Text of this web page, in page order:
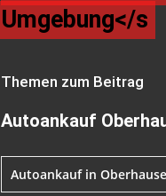
Umgebung</s
Themen zum Beitrag
Autoankauf
Autoankauf in